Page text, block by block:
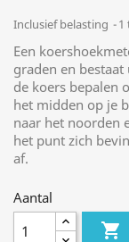
Inclusief belasting 1
Een
graden en
de koers bepalen
het midden op je
naar het noorden
het punt zich
af.
Aantal
